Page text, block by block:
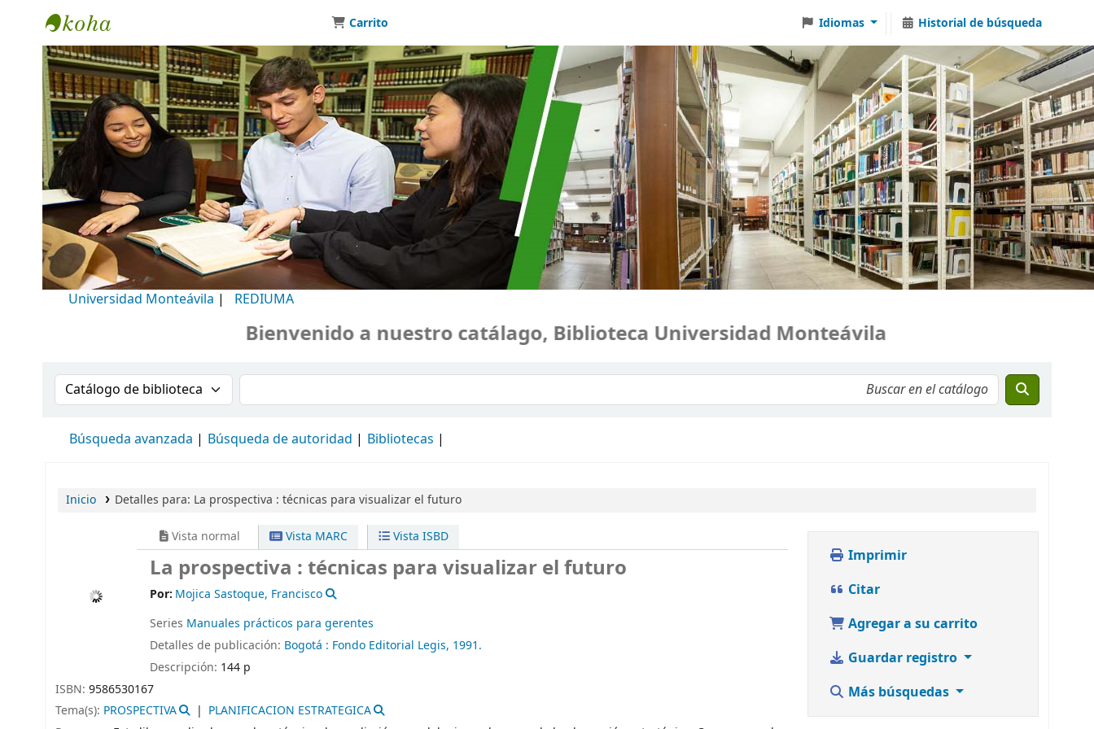
Biblioteca Universidad Monteávila
Carrito Idiomas Historial de búsqueda
Universidad Monteávila | REDIUMA
Bienvenido a nuestro catálago, Biblioteca Universidad Monteávila
Buscar en el catálogo por:Buscar en el catálogo
Búsqueda avanzada Búsqueda de autoridad Bibliotecas
Inicio Detalles para: La prospectiva : técnicas para visualizar el futuro
Vista normal Vista MARC Vista ISBD
La prospectiva : técnicas para visualizar el futuro
Por: Mojica Sastoque, Francisco
Series Manuales prácticos para gerentes
Detalles de publicación: Bogotá : Fondo Editorial Legis, 1991.
Descripción: 144 p
ISBN: 9586530167
Tema(s): PROSPECTIVA
PLANIFICACION ESTRATEGICA
Imprimir
Citar
Agregar a su carrito
Guardar registro
Más búsquedas